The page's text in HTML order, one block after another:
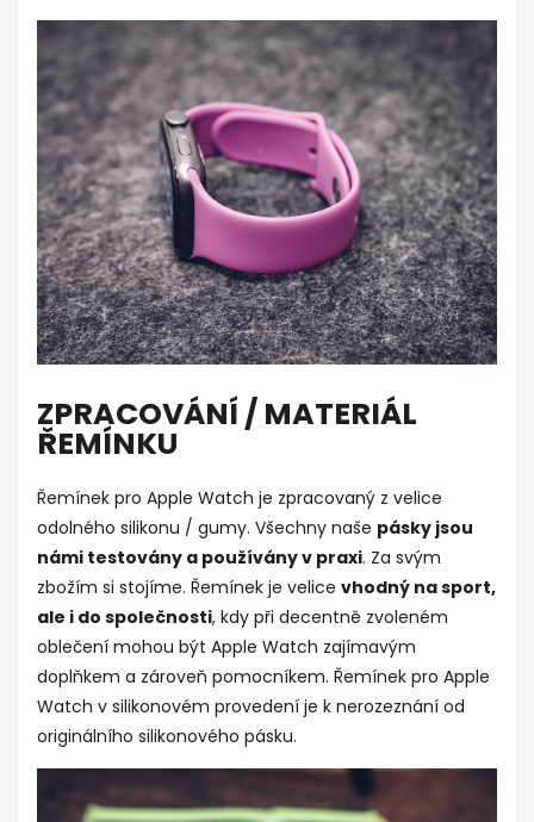
ZPRACOVÁNÍ / MATERIÁL
ŘEMÍNKU
Řemínek pro Apple Watch je zpracovaný z velice
odolného silikonu / gumy. Všechny naše pásky jsou
námi testovány a používány v praxi. Za svým
zbožím si stojíme. Řemínek je velice vhodný na sport,
ale i do společnosti, kdy při decentně zvoleném
oblečení mohou být Apple Watch zajímavým
doplňkem a zároveň pomocníkem. Řemínek pro Apple
Watch v silikonovém provedení je k nerozeznání od
originálního silikonového pásku.